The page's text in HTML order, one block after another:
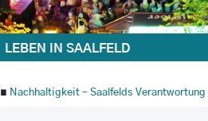
LEBEN IN SAALFELD
∎ Nachhaltigkeit – Saalfelds Verantwortung